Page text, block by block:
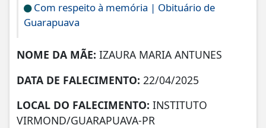
Com respeito à memória | Obituário de
Guarapuava
NOME DA MÃE: IZAURA MARIA ANTUNES
DATA DE FALECIMENTO: 22/04/2025
LOCAL DO FALECIMENTO: INSTITUTO
VIRMOND/GUARAPUAVA-PR